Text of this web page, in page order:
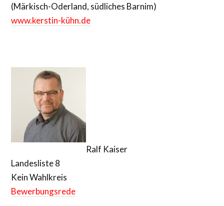
(Märkisch-Oderland, südliches Barnim)
www.kerstin-kühn.de
Ralf Kaiser
Landesliste 8
Kein Wahlkreis
Bewerbungsrede